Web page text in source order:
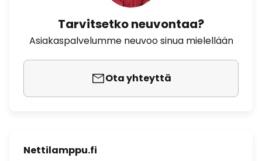
Tarvitsetko neuvontaa?
Asiakaspalvelumme neuvoo sinua mielellään
Ota yhteyttä
Nettilamppu.fi